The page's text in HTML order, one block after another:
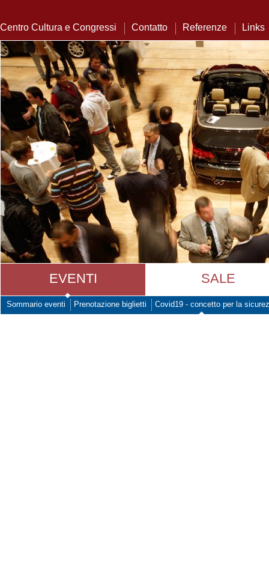
Centro Cultura e Congressi Contatto Referenze Links
EVENTI SALE
Sommario eventi Prenotazione biglietti Covid19 - concetto per la